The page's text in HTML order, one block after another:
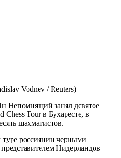
Vodnev / Reuters)
Непомнящий занял девятое
Chess Tour в Бухаресте, в
шахматистов.
туре россиянин черными
Нидерландов